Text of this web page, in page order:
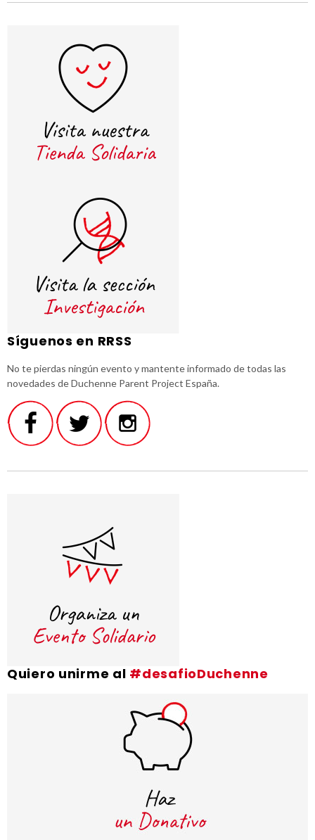
Síguenos en RRSS
No te pierdas ningún evento y mantente informado de todas las
novedades de Duchenne Parent Project España.
Quiero unirme al #desafioDuchenne